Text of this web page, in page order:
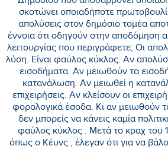
σκοτώνει οποιαδήποτε
απολύσεις στον δημόσιο τομέα
έννοια ότι οδηγούν στην αποδόμηση
λειτουργίας που περιγράφετε; Οι
λύση. Είναι φαύλος κύκλος. Αν
εισοδήματα. Αν μειωθούν τα
κατανάλωση. Αν μειωθεί η
επιχειρήσεις. Αν κλείσουν οι
φορολογικά έσοδα. Κι αν μειωθούν
δεν μπορείς να κάνεις καμία
φαύλος κύκλος . Μετά το κραχ του
όπως ο Κέυνς , έλεγαν ότι για να